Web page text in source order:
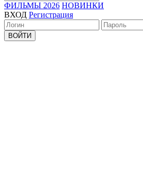
ФИЛЬМЫ 2026 НОВИНКИ
ВХОД Регистрация